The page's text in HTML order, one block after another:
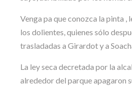
Venga pa que conozca la pinta
los dolientes, quienes sólo
trasladadas a Girardot y a
La ley seca decretada por la
alrededor del parque apagaron